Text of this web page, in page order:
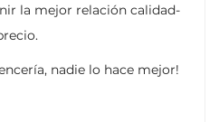
la mejor relación calidad-
nadie lo hace mejor!